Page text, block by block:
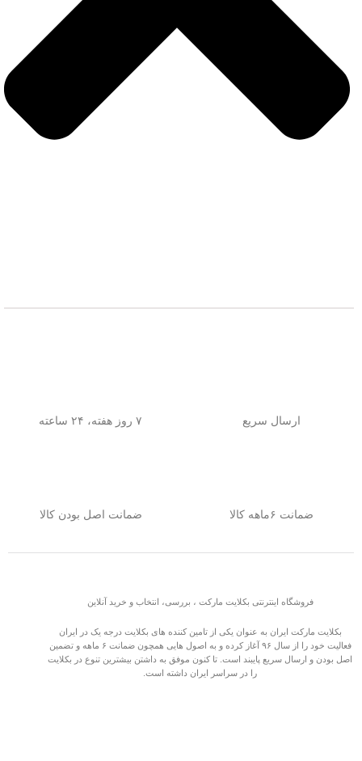
ارسال سریع ۷ روز هفته، ۲۴ ساعته
ضمانت ۶ماهه کالا ضمانت اصل بودن کالا
فروشگاه اینترنتی بکلایت مارکت ، بررسی، انتخاب و خرید آنلاین
بکلایت مارکت ایران به عنوان یکی از تامین کننده های بکلایت درجه یک در ایران
فعالیت خود را از سال ۹۶ آغاز کرده و به اصول هایی همچون ضمانت ۶ ماهه و تضمین
اصل بودن و ارسال سریع پایبند است. تا کنون موفق به داشتن بیشترین تنوع در بکلایت
را در سراسر ایران داشته است.